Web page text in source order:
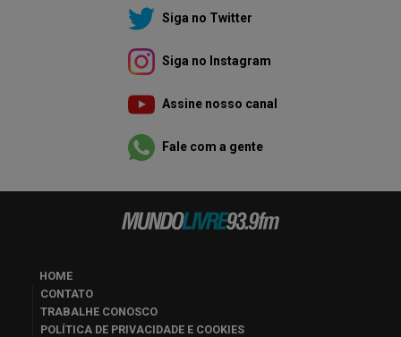
Siga no Twitter
Siga no Instagram
Assine nosso canal
Fale com a gente
HOME
CONTATO
TRABALHE CONOSCO
POLÍTICA DE PRIVACIDADE E COOKIES